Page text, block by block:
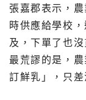
張嘉郡表示，
時供應給學校
及，下單了也
最荒謬的是，
訂鮮乳」，只差